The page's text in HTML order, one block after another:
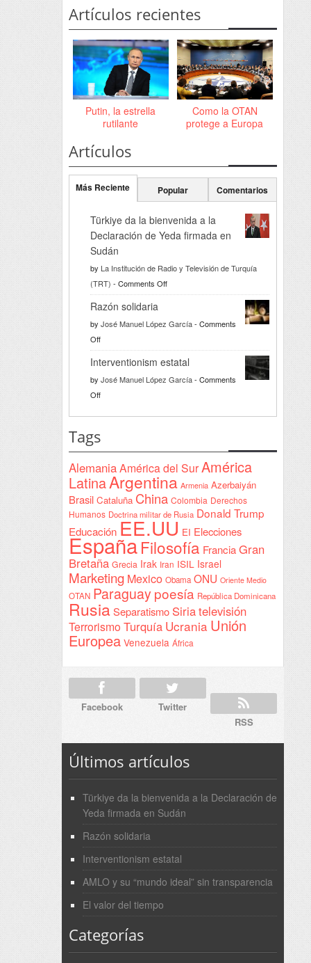
Artículos recientes
Putin, la estrella
rutilante
Como la OTAN
protege a Europa
Artículos
Más Reciente Popular Comentarios
Türkiye da la bienvenida a la
Declaración de Yeda firmada en
Sudán
by La Institución de Radio y Televisión de Turquía
(TRT) - Comments Offon
Türkiye
la
a
Yeda
en
Sudán
Razón solidaria
by José Manuel López García- Comments
Offon
Razón
solidaria
Interventionism estatal
by José Manuel López García- Comments
Offon
Tags
AlemaniaAmérica del SurAmérica
LatinaArgentina Armenia Azerbaiyán
Brasil Cataluña China Colombia Derechos
Humanos Doctrina militar de Rusia Donald Trump
EducaciónEE.UU EI Elecciones
España Filosofía Francia Gran
Bretaña Grecia Irak Iran ISIL Israel
Marketing Mexico Obama ONU Oriente Medio
OTAN Paraguay poesía República Dominicana
Rusia Separatismo Siriatelevisión
Terrorismo Turquía Ucrania Unión
Europea Venezuela África
Facebook
Twitter
RSS
Últimos artículos
Türkiye da la bienvenida a la Declaración de
Yeda firmada en Sudán
Razón solidaria
Interventionism estatal
AMLO y su “mundo ideal” sin transparencia
El valor del tiempo
Categorías